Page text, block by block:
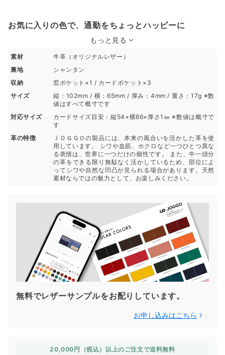
お気に入りの色で、通勤をちょっとハッピーに
もっと見る
素材
牛革（オリジナルレザー）
裏地
シャンタン
収納
窓ポケット×1 / カードポケット×3
サイズ
縦：102mm / 横：65mm / 厚み：4mm / 重さ：17g ※数
値はすべて概寸です
対応サイズ
カードサイズ目安：縦54×横86×厚さ1㎜ ※数値は概寸で
す
革の特徴
ＪＯＧＧＯの製品には、本来の風合いを活かした革を使
用しています。 シワや血筋、ホクロなど一つひとつ異な
る表情は、世界に一つだけの個性です。 また、牛一頭分
の革をできる限り無駄なく活かしているため、部位によ
ってシワや自然な凹凸が見られる場合があります。天然
素材ならではの魅力として、お楽しみください。
無料でレザーサンプルをお配りしています。
お申し込みはこちら
20,000円（税込）以上のご注文で送料無料